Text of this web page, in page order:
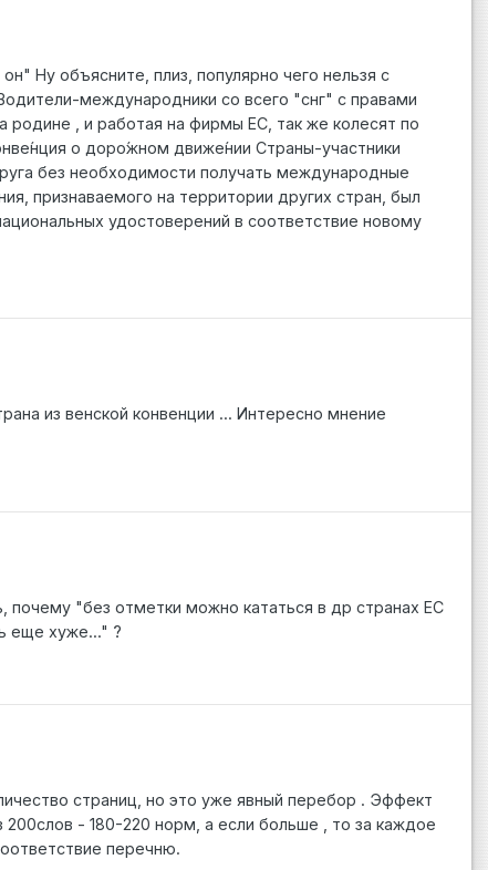
Ну объясните, плиз, популярно чего нельзя с
международники со всего "снг" с правами
родине , и работая на фирмы ЕС, так же колесят по
о доро́жном движе́нии Страны-участники
без необходимости получать международные
признаваемого на территории других стран, был
удостоверений в соответствие новому
из венской конвенции ... Интересно мнение
"без отметки можно кататься в др странах ЕС
еще хуже..." ?
страниц, но это уже явный перебор . Эффект
200слов - 180-220 норм, а если больше , то за каждое
перечню.